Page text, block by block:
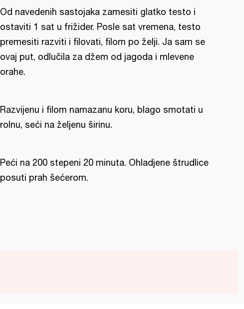
Od navedenih sastojaka zamesiti glatko testo i
ostaviti 1 sat u frižider. Posle sat vremena, testo
premesiti razviti i filovati, filom po želji. Ja sam se
ovaj put, odlučila za džem od jagoda i mlevene
orahe.
Razvijenu i filom namazanu koru, blago smotati u
rolnu, seći na željenu širinu.
Peći na 200 stepeni 20 minuta. Ohladjene štrudlice
posuti prah šećerom.